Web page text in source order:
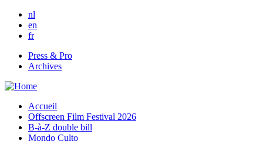
Skip to main content
nl
en
fr
Press & Pro
Archives
Accueil
Offscreen Film Festival 2026
B-à-Z double bill
Mondo Culto